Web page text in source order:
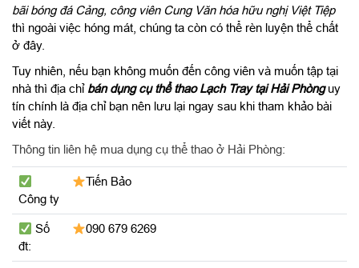
bãi bóng đá Cảng, công viên Cung Văn hóa hữu nghị Việt Tiệp
thì ngoài việc hóng mát, chúng ta còn có thể rèn luyện thể chất
ở đây.
Tuy nhiên, nếu bạn không muốn đến công viên và muốn tập tại
nhà thì địa chỉ bán dụng cụ thể thao Lạch Tray tại Hải Phònguy
tín chính là địa chỉ bạn nên lưu lại ngay sau khi tham khảo bài
viết này.
Thông tin liên hệ mua dụng cụ thể thao ở Hải Phòng:
Công ty
Tiến Bảo
Số
đt:
090 679 6269